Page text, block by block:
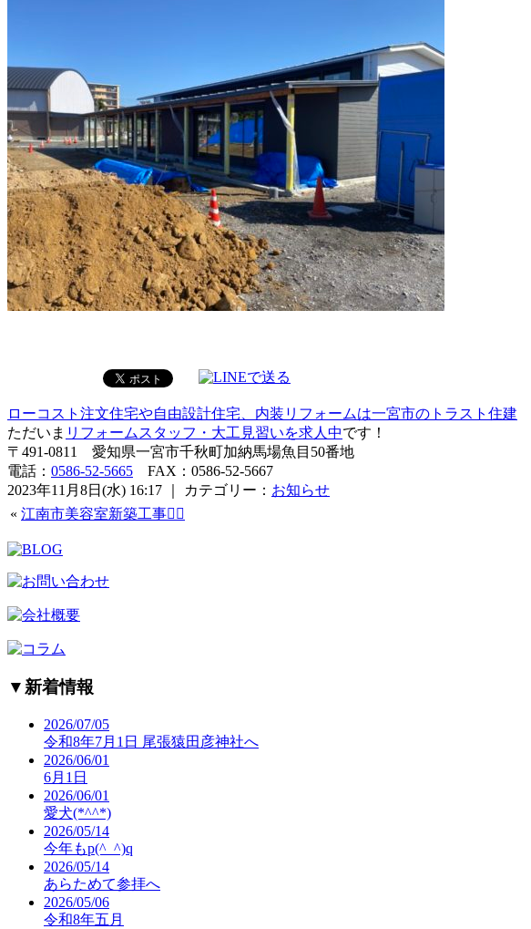
ローコスト注文住宅や自由設計住宅、内装リフォームは一宮市のトラスト住建
ただいま リフォームスタッフ・大工見習いを求人中です！
〒491-0811 愛知県一宮市千秋町加納馬場魚目50番地
電話： 0586-52-5665 FAX：0586-52-5667
2023年11月8日(水) 16:17 ｜ カテゴリー： お知らせ
« 江南市美容室新築工事👷‍♀️
▼新着情報
2026/07/05
令和8年7月1日 尾張猿田彦神社へ
2026/06/01
6月1日
2026/06/01
愛犬(*^^*)
2026/05/14
今年もp(^_^)q
2026/05/14
あらためて参拝へ
2026/05/06
令和8年五月